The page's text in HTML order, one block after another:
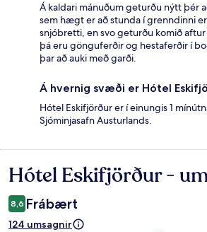
Á kaldari mánuðum geturðu nýtt þér
sem hægt er að stunda í grenndinni
snjóbretti, en svo geturðu komið
þá eru gönguferðir og hestaferðir í
þar að auki með garði.
Á hvernig svæði er Hótel
Hótel Eskifjörður er í einungis 1
Sjóminjasafn Austurlands.
Umsagnir
Hótel Eskifjörður -
8,6 Frábært
124 umsagnir